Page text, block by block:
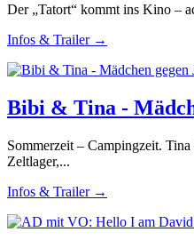
Der „Tatort“ kommt ins Kino –
Infos & Trailer →
Bibi & Tina -
Sommerzeit – Campingzeit.
Zeltlager,...
Infos & Trailer →